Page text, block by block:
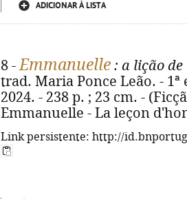
ADICIONAR À LISTA
8 -Emmanuelle : a lição de
trad. Maria Ponce Leão. - 1ª
2024. - 238 p. ; 23 cm. -
Emmanuelle - La leçon
Link persistente: http://